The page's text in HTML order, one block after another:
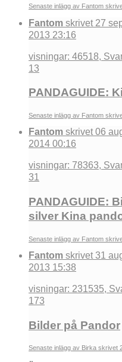
Senaste inlägg av Fantom
Fantom skrivet 27
2013 23:16
visningar: 46518,
13
PANDAGUIDE:
Senaste inlägg av Fantom
Fantom skrivet 06
2014 00:16
visningar: 78363,
31
PANDAGUIDE:
silver Kina
Senaste inlägg av Fantom
Fantom skrivet 31
2013 15:38
visningar: 231535,
173
Bilder på Pandor
Senaste inlägg av Birka skrivet